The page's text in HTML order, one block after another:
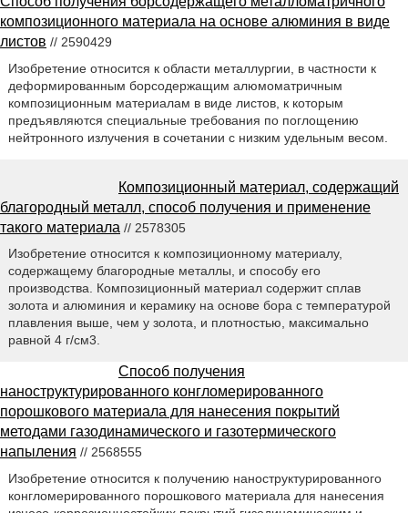
композиционного материала на основе алюминия в виде
листов // 2590429
Изобретение относится к области металлургии, в частности к
деформированным борсодержащим алюмоматричным
композиционным материалам в виде листов, к которым
предъявляются специальные требования по поглощению
нейтронного излучения в сочетании с низким удельным весом.
Композиционный материал, содержащий
благородный металл, способ получения и применение
такого материала // 2578305
Изобретение относится к композиционному материалу,
содержащему благородные металлы, и способу его
производства. Композиционный материал содержит сплав
золота и алюминия и керамику на основе бора с температурой
плавления выше, чем у золота, и плотностью, максимально
равной 4 г/см3.
Способ получения
наноструктурированного конгломерированного
порошкового материала для нанесения покрытий
методами газодинамического и газотермического
напыления // 2568555
Изобретение относится к получению наноструктурированного
конгломерированного порошкового материала для нанесения